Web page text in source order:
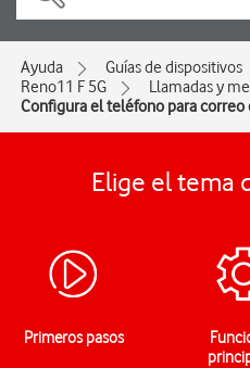
Ayuda Guías de dispositivos
Reno11 F 5G
Llamadas y
Configura el teléfono para correo
Elige el tema
Primeros pasos